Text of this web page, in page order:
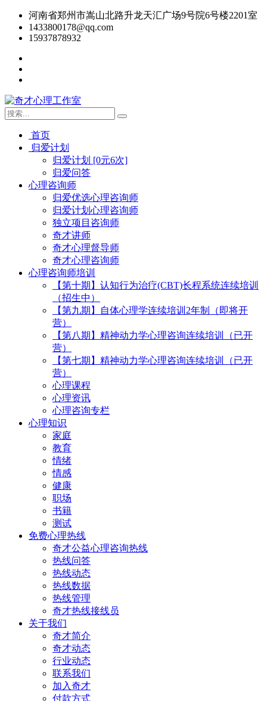
河南省郑州市嵩山北路升龙天汇广场9号院6号楼2201室
1433800178@qq.com
15937878932
首页
归爱计划
归爱计划 [0元6次]
归爱问答
心理咨询师
归爱优选心理咨询师
归爱计划心理咨询师
独立项目咨询师
奇才讲师
奇才心理督导师
奇才心理咨询师
心理咨询师培训
【第十期】认知行为治疗(CBT)长程系统连续培训
（招生中）
【第九期】自体心理学连续培训2年制（即将开
营）
【第八期】精神动力学心理咨询连续培训（已开
营）
【第七期】精神动力学心理咨询连续培训（已开
营）
心理课程
心理资讯
心理咨询专栏
心理知识
家庭
教育
情绪
情感
健康
职场
书籍
测试
免费心理热线
奇才公益心理咨询热线
热线问答
热线动态
热线数据
热线管理
奇才热线接线员
关于我们
奇才简介
奇才动态
行业动态
联系我们
加入奇才
付款方式